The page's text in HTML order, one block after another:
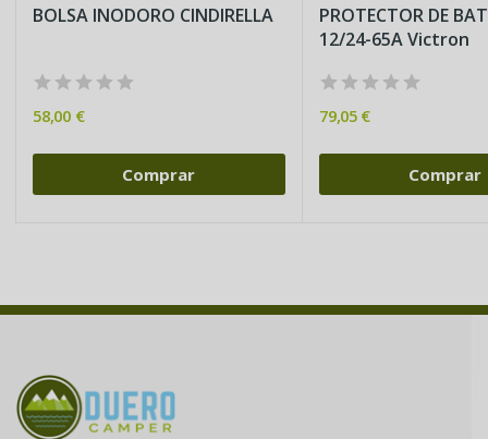
BOLSA INODORO CINDIRELLA
58,00 €
Comprar
PROTECTOR DE
12/24-65A Victron
79,05 €
Comprar